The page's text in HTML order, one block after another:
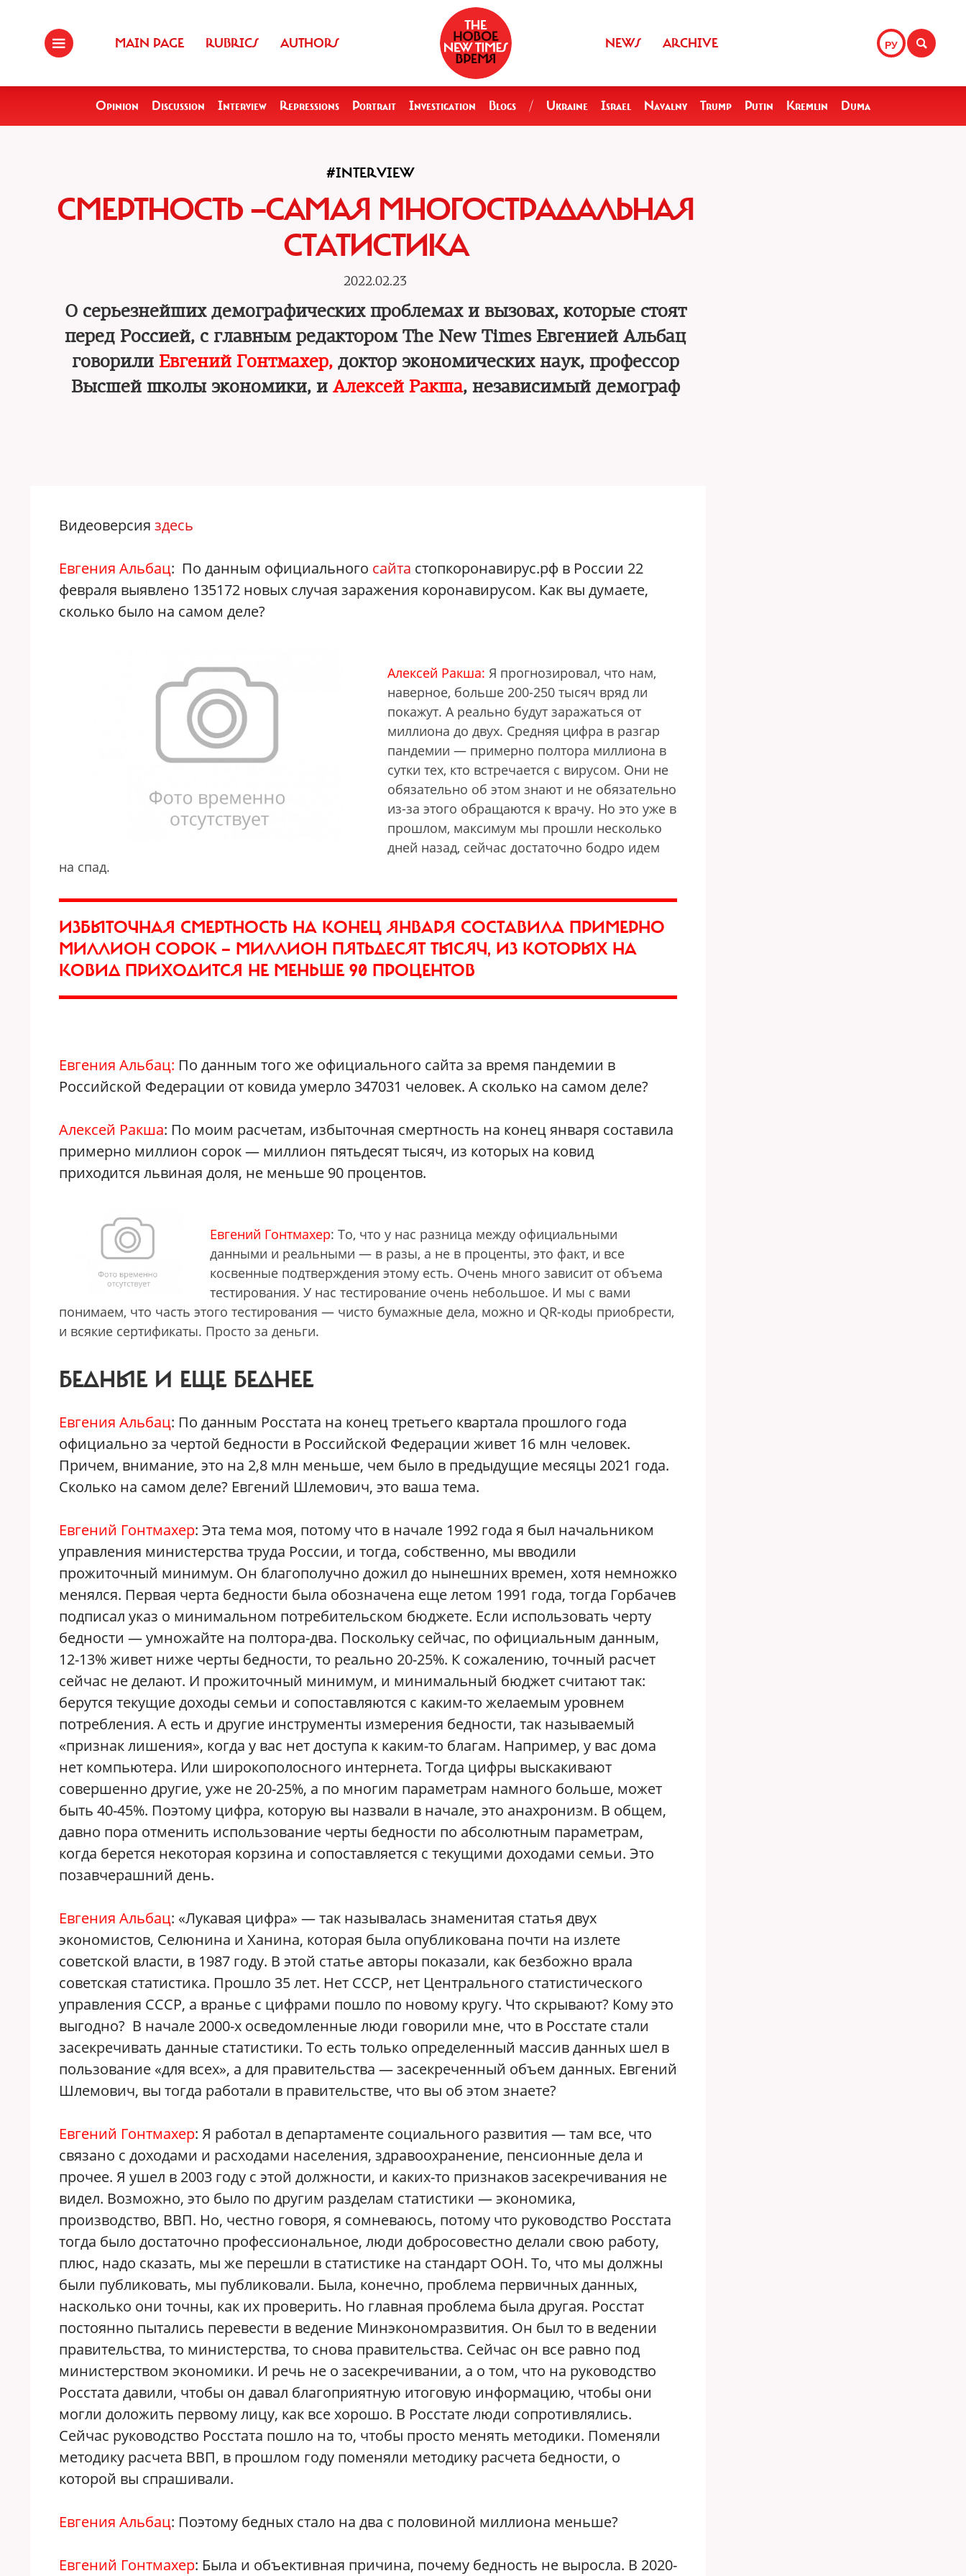
MAIN PAGE RUBRICS AUTHORS РУ
NEWS ARCHIVE
Opinion Discussion Interview Repressions Portrait Investigation Blogs / Ukraine Israel Navalny Trump Putin Kremlin Duma
#INTERVIEW
СМЕРТНОСТЬ —САМАЯ МНОГОСТРАДАЛЬНАЯ
СТАТИСТИКА
2022.02.23
О серьезнейших демографических проблемах и вызовах, которые стоят
перед Россией, с главным редактором The New Times Евгенией Альбац
говорили Евгений Гонтмахер,доктор экономических наук, профессор
Высшей школы экономики, и Алексей Ракша, независимый демограф
Видеоверсия здесь
Евгения Альбац: По данным официального сайта стопкоронавирус.рф в России 22
февраля выявлено 135172 новых случая заражения коронавирусом. Как вы думаете,
сколько было на самом деле?
Алексей Ракша: Я прогнозировал, что нам,
наверное, больше 200-250 тысяч вряд ли
покажут. А реально будут заражаться от
миллиона до двух. Средняя цифра в разгар
пандемии — примерно полтора миллиона в
сутки тех, кто встречается с вирусом. Они не
обязательно об этом знают и не обязательно
из-за этого обращаются к врачу. Но это уже в
прошлом, максимум мы прошли несколько
дней назад, сейчас достаточно бодро идем
на спад.
ИЗБЫТОЧНАЯ СМЕРТНОСТЬ НА КОНЕЦ ЯНВАРЯ СОСТАВИЛА ПРИМЕРНО
МИЛЛИОН СОРОК — МИЛЛИОН ПЯТЬДЕСЯТ ТЫСЯЧ, ИЗ КОТОРЫХ НА
КОВИД ПРИХОДИТСЯ НЕ МЕНЬШЕ 90 ПРОЦЕНТОВ
Евгения Альбац: По данным того же официального сайта за время пандемии в
Российской Федерации от ковида умерло 347031 человек. А сколько на самом деле?
Алексей Ракша: По моим расчетам, избыточная смертность на конец января составила
примерно миллион сорок — миллион пятьдесят тысяч, из которых на ковид
приходится львиная доля, не меньше 90 процентов.
Евгений Гонтмахер: То, что у нас разница между официальными
данными и реальными — в разы, а не в проценты, это факт, и все
косвенные подтверждения этому есть. Очень много зависит от объема
тестирования. У нас тестирование очень небольшое. И мы с вами
понимаем, что часть этого тестирования — чисто бумажные дела, можно и QR-коды приобрести,
и всякие сертификаты. Просто за деньги.
БЕДНЫЕ И ЕЩЕ БЕДНЕЕ
Евгения Альбац: По данным Росстата на конец третьего квартала прошлого года
официально за чертой бедности в Российской Федерации живет 16 млн человек.
Причем, внимание, это на 2,8 млн меньше, чем было в предыдущие месяцы 2021 года.
Сколько на самом деле? Евгений Шлемович, это ваша тема.
Евгений Гонтмахер: Эта тема моя, потому что в начале 1992 года я был начальником
управления министерства труда России, и тогда, собственно, мы вводили
прожиточный минимум. Он благополучно дожил до нынешних времен, хотя немножко
менялся. Первая черта бедности была обозначена еще летом 1991 года, тогда Горбачев
подписал указ о минимальном потребительском бюджете. Если использовать черту
бедности — умножайте на полтора-два. Поскольку сейчас, по официальным данным,
12-13% живет ниже черты бедности, то реально 20-25%. К сожалению, точный расчет
сейчас не делают. И прожиточный минимум, и минимальный бюджет считают так:
берутся текущие доходы семьи и сопоставляются с каким-то желаемым уровнем
потребления. А есть и другие инструменты измерения бедности, так называемый
«признак лишения», когда у вас нет доступа к каким-то благам. Например, у вас дома
нет компьютера. Или широкополосного интернета. Тогда цифры выскакивают
совершенно другие, уже не 20-25%, а по многим параметрам намного больше, может
быть 40-45%. Поэтому цифра, которую вы назвали в начале, это анахронизм. В общем,
давно пора отменить использование черты бедности по абсолютным параметрам,
когда берется некоторая корзина и сопоставляется с текущими доходами семьи. Это
позавчерашний день.
Евгения Альбац: «Лукавая цифра» — так называлась знаменитая статья двух
экономистов, Селюнина и Ханина, которая была опубликована почти на излете
советской власти, в 1987 году. В этой статье авторы показали, как безбожно врала
советская статистика. Прошло 35 лет. Нет СССР, нет Центрального статистического
управления СССР, а вранье с цифрами пошло по новому кругу. Что скрывают? Кому это
выгодно? В начале 2000-х осведомленные люди говорили мне, что в Росстате стали
засекречивать данные статистики. То есть только определенный массив данных шел в
пользование «для всех», а для правительства — засекреченный объем данных. Евгений
Шлемович, вы тогда работали в правительстве, что вы об этом знаете?
Евгений Гонтмахер: Я работал в департаменте социального развития — там все, что
связано с доходами и расходами населения, здравоохранение, пенсионные дела и
прочее. Я ушел в 2003 году с этой должности, и каких-то признаков засекречивания не
видел. Возможно, это было по другим разделам статистики — экономика,
производство, ВВП. Но, честно говоря, я сомневаюсь, потому что руководство Росстата
тогда было достаточно профессиональное, люди добросовестно делали свою работу,
плюс, надо сказать, мы же перешли в статистике на стандарт ООН. То, что мы должны
были публиковать, мы публиковали. Была, конечно, проблема первичных данных,
насколько они точны, как их проверить. Но главная проблема была другая. Росстат
постоянно пытались перевести в ведение Минэкономразвития. Он был то в ведении
правительства, то министерства, то снова правительства. Сейчас он все равно под
министерством экономики. И речь не о засекречивании, а о том, что на руководство
Росстата давили, чтобы он давал благоприятную итоговую информацию, чтобы они
могли доложить первому лицу, как все хорошо. В Росстате люди сопротивлялись.
Сейчас руководство Росстата пошло на то, чтобы просто менять методики. Поменяли
методику расчета ВВП, в прошлом году поменяли методику расчета бедности, о
которой вы спрашивали.
Евгения Альбац: Поэтому бедных стало на два с половиной миллиона меньше?
Евгений Гонтмахер: Была и объективная причина, почему бедность не выросла. В 2020-